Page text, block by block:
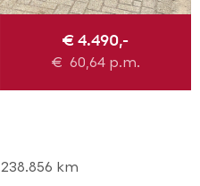
€ 4.490,-
€ 60,64p.m.
238.856 km